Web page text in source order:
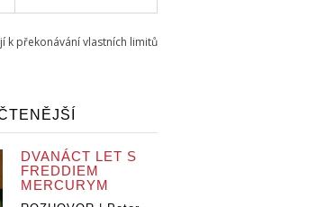
k překonávání vlastních limitů
DVANÁCT LET S
FREDDIEM
MERCURYM